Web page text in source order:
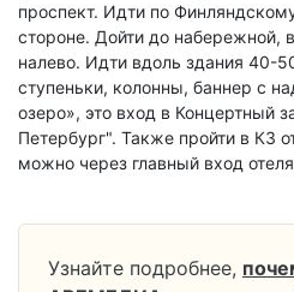
проспект. Идти по
стороне. Дойти до набережной,
налево. Идти вдоль здания 40-
ступеньки, колонны, баннер с
озеро», это вход в Концертный
Петербург". Также пройти в КЗ
можно через главный вход
Узнайте подробнее,